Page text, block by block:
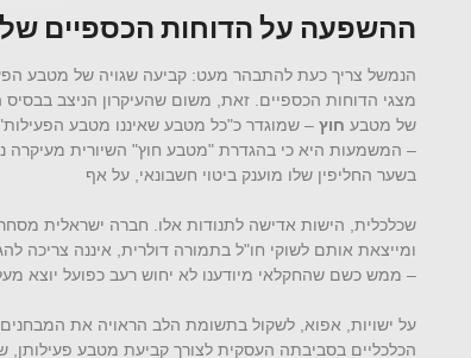
ההשפעה על הדוחות הכספיים
הנמשל צריך כעת להתבהר מעט: קביעה שגויה של מטבע
מצגי הדוחות הכספיים. זאת, משום שהעיקרון הניצב בבסיס
של מטבע חוץ – שמוגדר כ"כל מטבע שאיננו מטבע
– המשמעות היא כי בהגדרת "מטבע חוץ" השיורית מעיקרה
בשער החליפין שלו מוענק ביטוי חשבונאי, על אף
שכלכלית, הישות אדישה לתנודות אלו. חברה ישראלית
ומייצאת אותם לשוקי חו"ל בתמורה דולרית, איננה צריכה
– ממש כשם שהחקלאי מיודענו לא יחוש רעב כפועל יוצא
על ישויות, אפוא, לשקול בתשומת הלב הראויה את
הכלכליים בסביבתה העסקית לצורך קביעת מטבע פעילותן,